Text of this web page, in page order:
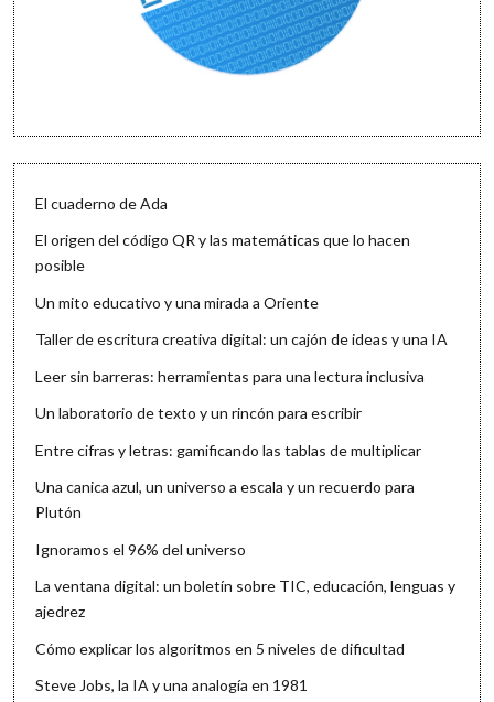
El cuaderno de Ada
El origen del código QR y las matemáticas que lo hacen
posible
Un mito educativo y una mirada a Oriente
Taller de escritura creativa digital: un cajón de ideas y una IA
Leer sin barreras: herramientas para una lectura inclusiva
Un laboratorio de texto y un rincón para escribir
Entre cifras y letras: gamificando las tablas de multiplicar
Una canica azul, un universo a escala y un recuerdo para
Plutón
Ignoramos el 96% del universo
La ventana digital: un boletín sobre TIC, educación, lenguas y
ajedrez
Cómo explicar los algoritmos en 5 niveles de dificultad
Steve Jobs, la IA y una analogía en 1981